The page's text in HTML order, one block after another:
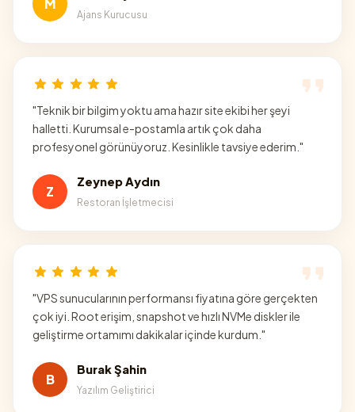
M
Ajans Kurucusu
"Teknik bir bilgim yoktu ama hazır site ekibi her şeyi
halletti. Kurumsal e-postamla artık çok daha
profesyonel görünüyoruz. Kesinlikle tavsiye ederim. "
Z
Zeynep Aydın
Restoran İşletmecisi
"VPS sunucularının performansı fiyatına göre gerçekten
çok iyi. Root erişim, snapshot ve hızlı NVMe diskler ile
geliştirme ortamımı dakikalar içinde kurdum. "
B
Burak Şahin
Yazılım Geliştirici